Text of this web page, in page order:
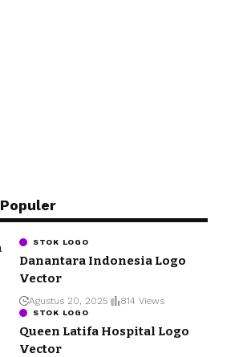
STOK LOGO
Danantara Indonesia Logo
Vector
Agustus 20, 2025 814 Views
STOK LOGO
Queen Latifa Hospital Logo
Vector